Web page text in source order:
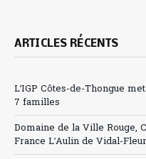
ARTICLES RÉCENTS
L’IGP Côtes-de-Thongue
7 familles
Domaine de la Ville Rouge,
France L’Aulin de Vidal-